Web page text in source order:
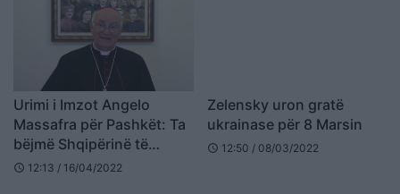
Urimi i Imzot Angelo
Massafra për Pashkët: Ta
bëjmë Shqipërinë të
jetueshme pa ryshfet e
schedule 12:13 / 16/04/2022
Zelensky uron gratë
ukrainase për 8 Marsin
schedule 12:50 / 08/03/2022